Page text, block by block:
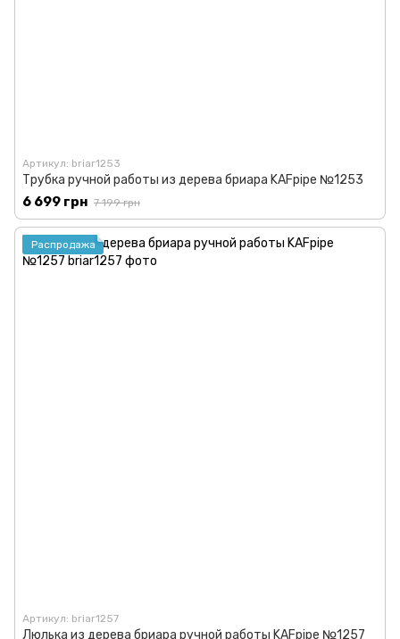
Артикул: briar1253
Трубка ручной работы из дерева бриара KAFpipe №1253
6 699 грн 7 199 грн
Распродажа
Артикул: briar1257
Люлька из дерева бриара ручной работы KAFpipe №1257